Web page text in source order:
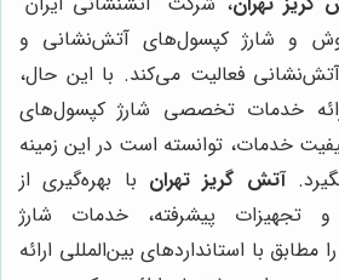
و شارژ کپسول‌های آتش‌نشانی و
فعالیت می‌کند. با این حال،
خدمات تخصصی شارژ کپسول‌های
خدمات، توانسته است در این زمینه
آتش گریز تهران با بهره‌گیری از
تجهیزات پیشرفته، خدمات شارژ
با استانداردهای بین‌المللی ارائه